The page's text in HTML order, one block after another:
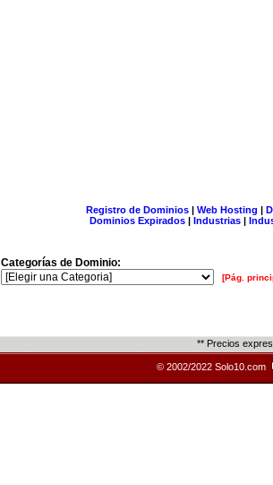
Registro de Dominios| Web Hosting |
Dominios Expirados | Industrias |
Categorías de Dominio:
[Pág.
** Precios
© 2002/2022 Solo10.com